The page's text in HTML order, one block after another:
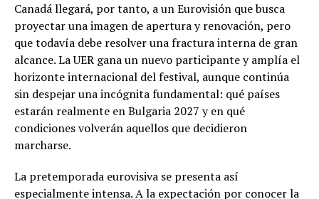
Canadá llegará, por tanto, a un Eurovisión que busca
proyectar una imagen de apertura y renovación, pero
que todavía debe resolver una fractura interna de gran
alcance. La UER gana un nuevo participante y amplía el
horizonte internacional del festival, aunque continúa
sin despejar una incógnita fundamental: qué países
estarán realmente en Bulgaria 2027 y en qué
condiciones volverán aquellos que decidieron
marcharse.
La pretemporada eurovisiva se presenta así
especialmente intensa. A la expectación por conocer la